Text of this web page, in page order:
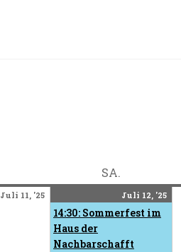
SA.
Juli 11, '25Juli
11,
2025
Juli 12, '25Juli
(1
14:30: Sommerfest im
Haus der
Nachbarschafft